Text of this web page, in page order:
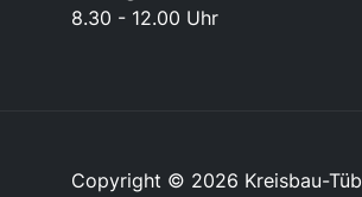
8.30 - 12.00 Uhr
Copyright © 2026 Kreisbau-